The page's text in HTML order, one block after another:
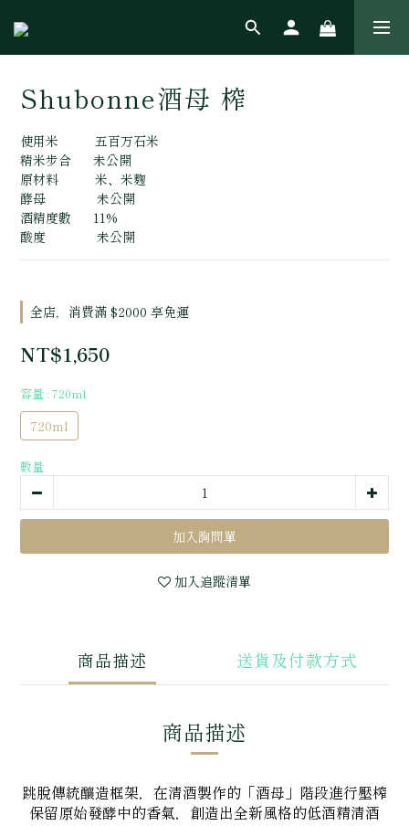
Shubonne酒母 榨
使用米          五百万石米
精米步合      未公開
原材料          米、米麴
酵母              未公開
酒精度數      11%
酸度              未公開
全店，消費滿 $2000 享免運
NT$1,650
容量 : 720ml
720ml
數量
加入追蹤清單
商品描述 送貨及付款方式
商品描述
跳脫傳統釀造框架，在清酒製作的「酒母」階段進行壓榨
保留原始發酵中的香氣，創造出全新風格的低酒精清酒